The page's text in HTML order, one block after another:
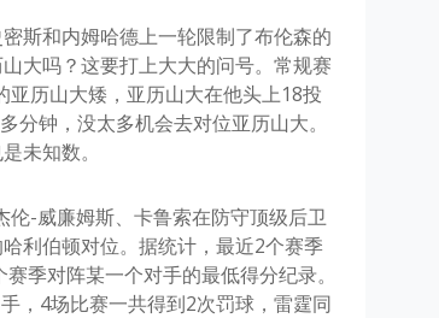
斯和内姆哈德上一轮限制了布伦森的
大吗？这要打上大大的问号。常规赛
历山大矮，亚历山大在他头上18投
分钟，没太多机会去对位亚历山大。
未知数。
-威廉姆斯、卡鲁索在防守顶级后卫
利伯顿对位。据统计，最近2个赛季
季对阵某一个对手的最低得分纪录。
，4场比赛一共得到2次罚球，雷霆同